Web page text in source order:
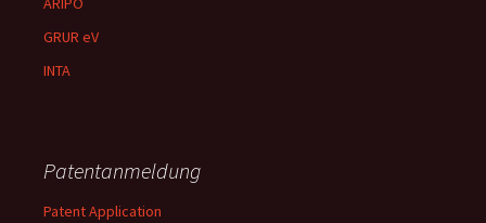
GRUR eV
INTA
Patentanmeldung
Patent Application